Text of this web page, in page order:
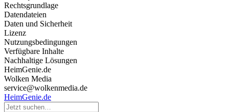
Rechtsgrundlage
Datendateien
Daten und Sicherheit
Lizenz
Nutzungsbedingungen
Verfügbare Inhalte
Nachhaltige Lösungen
HeimGenie.de
Wolken Media
service@wolkenmedia.de
HeimGenie.de